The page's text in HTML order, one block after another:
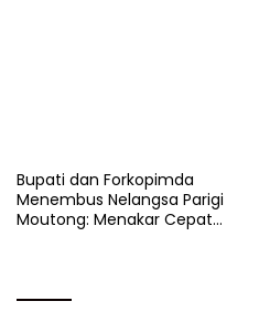
​Bupati dan Forkopimda
Menembus Nelangsa Parigi
Moutong: Menakar Cepat